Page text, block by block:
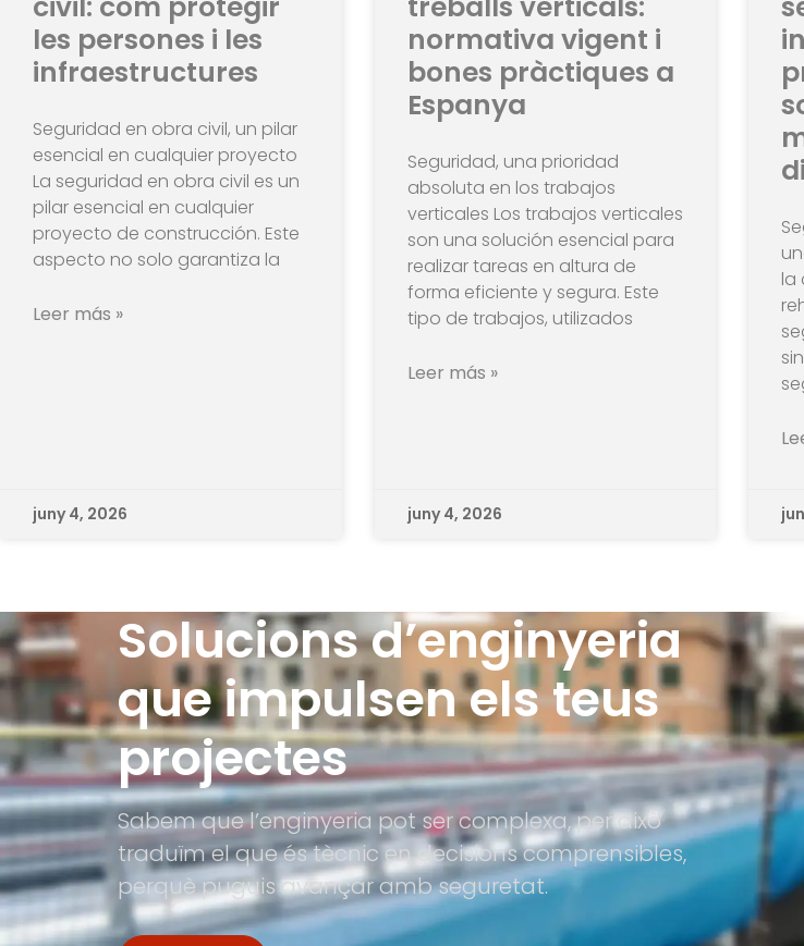
les persones i les
infraestructures
Seguridad en obra civil, un pilar
esencial en cualquier proyecto
La seguridad en obra civil es un
pilar esencial en cualquier
proyecto de construcción. Este
aspecto no solo garantiza la
Leer más »
juny 4, 2026
normativa vigent i
bones pràctiques a
Espanya
Seguridad, una prioridad
absoluta en los trabajos
verticales Los trabajos verticales
son una solución esencial para
realizar tareas en altura de
forma eficiente y segura. Este
tipo de trabajos, utilizados
Leer más »
juny 4, 2026
la
Solucions d’enginyeria
que impulsen els teus
projectes
Sabem que l’enginyeria pot ser complexa, per això
traduïm el que és tècnic en decisions comprensibles,
perquè puguis avançar amb seguretat.